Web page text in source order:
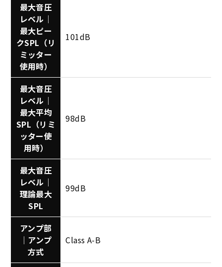
最大音圧
レベル｜
最大ピー
クSPL（リ
ミッター
使用時）
101dB
最大音圧
レベル｜
最大平均
SPL（リミ
ッター使
用時）
98dB
最大音圧
レベル｜
理論最大
SPL
99dB
アンプ部
｜アンプ
方式
Class A-B